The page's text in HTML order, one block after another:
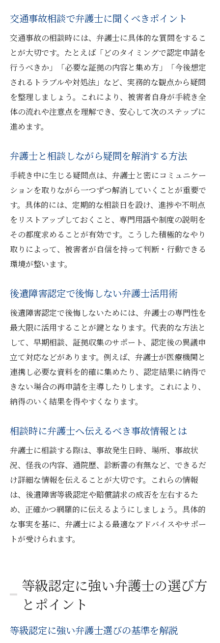
交通事故相談で弁護士に聞くべきポイント
交通事故の相談時には、弁護士に具体的な質問をするこ
とが大切です。たとえば「どのタイミングで認定申請を
行うべきか」「必要な証拠の内容と集め方」「今後想定
されるトラブルや対処法」など、実務的な観点から疑問
を整理しましょう。これにより、被害者自身が手続き全
体の流れや注意点を理解でき、安心して次のステップに
進めます。
弁護士と相談しながら疑問を解消する方法
手続き中に生じる疑問点は、弁護士と密にコミュニケー
ションを取りながら一つずつ解消していくことが重要で
す。具体的には、定期的な相談日を設け、進捗や不明点
をリストアップしておくこと、専門用語や制度の説明を
その都度求めることが有効です。こうした積極的なやり
取りによって、被害者が自信を持って判断・行動できる
環境が整います。
後遺障害認定で後悔しない弁護士活用術
後遺障害認定で後悔しないためには、弁護士の専門性を
最大限に活用することが鍵となります。代表的な方法と
して、早期相談、証拠収集のサポート、認定後の異議申
立て対応などがあります。例えば、弁護士が医療機関と
連携し必要な資料を的確に集めたり、認定結果に納得で
きない場合の再申請を主導したりします。これにより、
納得のいく結果を得やすくなります。
相談時に弁護士へ伝えるべき事故情報とは
弁護士に相談する際は、事故発生日時、場所、事故状
況、怪我の内容、通院歴、診断書の有無など、できるだ
け詳細な情報を伝えることが大切です。これらの情報
は、後遺障害等級認定や賠償請求の成否を左右するた
め、正確かつ網羅的に伝えるようにしましょう。具体的
な事実を基に、弁護士による最適なアドバイスやサポー
トが受けられます。
等級認定に強い弁護士の選び方
とポイント
等級認定に強い弁護士選びの基準を解説